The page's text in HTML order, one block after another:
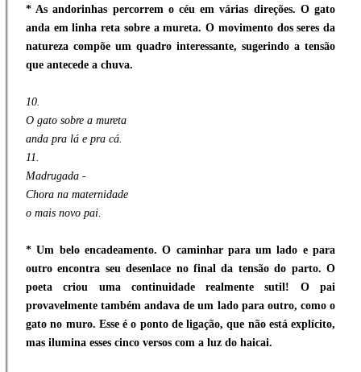
* As andorinhas percorrem o céu em várias direções. O gato
anda em linha reta sobre a mureta. O movimento dos seres da
natureza compõe um quadro interessante, sugerindo a tensão
que antecede a chuva.
10.
O gato sobre a mureta
anda pra lá e pra cá.
11.
Madrugada -
Chora na maternidade
o mais novo pai.
* Um belo encadeamento. O caminhar para um lado e para
outro encontra seu desenlace no final da tensão do parto. O
poeta criou uma continuidade realmente sutil! O pai
provavelmente também andava de um lado para outro, como o
gato no muro. Esse é o ponto de ligação, que não está explícito,
mas ilumina esses cinco versos com a luz do haicai.